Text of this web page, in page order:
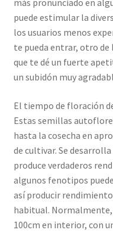
más pronunciado en
puede estimular la
los usuarios menos
te pueda entrar, otro de
que te dé un fuerte
un subidón muy
El tiempo de floración
Estas semillas
hasta la cosecha en
de cultivar. Se
produce verdaderos
algunos fenotipos
así producir
habitual.
100cm en interior, con